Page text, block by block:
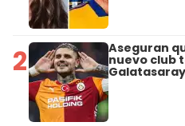
2 Aseguran
nuevo club